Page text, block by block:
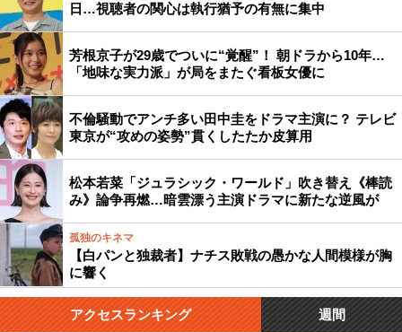
日…視聴者の関心は執行猶予の有無に集中
芳根京子が29歳でついに“覚醒”！ 朝ドラから10年…
「地味な実力派」が局をまたぐ看板女優に
不倫騒動でアンチ多い田中圭をドラマ主演に？ テレビ
東京が“攻めの姿勢”貫くしたたか皮算用
松本若菜「ジュラシック・ワールド」吹き替え《棒読
み》論争再燃…暗雲漂う主演ドラマに新たな逆風が
孤独のキネマ
【白パンと独裁者】ナチス敗戦の愚かな人間模様が胸
に響く
アクセスランキング 週間